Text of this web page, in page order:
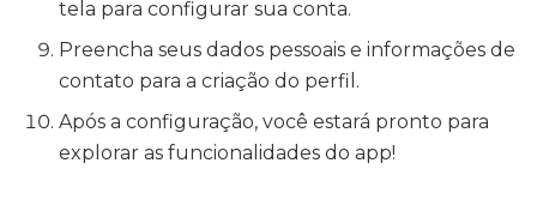
tela para configurar sua conta.
Preencha seus dados pessoais e informações de
contato para a criação do perfil.
Após a configuração, você estará pronto para
explorar as funcionalidades do app!